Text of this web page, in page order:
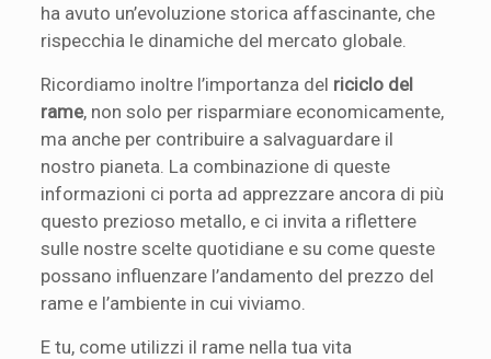
ha avuto un’evoluzione storica affascinante, che
rispecchia le dinamiche del mercato globale.
Ricordiamo inoltre l’importanza del riciclo del
rame, non solo per risparmiare economicamente,
ma anche per contribuire a salvaguardare il
nostro pianeta. La combinazione di queste
informazioni ci porta ad apprezzare ancora di più
questo prezioso metallo, e ci invita a riflettere
sulle nostre scelte quotidiane e su come queste
possano influenzare l’andamento del prezzo del
rame e l’ambiente in cui viviamo.
E tu, come utilizzi il rame nella tua vita